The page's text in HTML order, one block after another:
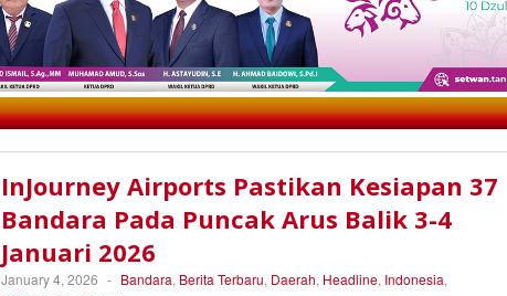
InJourney Airports Pastikan Kesiapan 37
Bandara Pada Puncak Arus Balik 3-4
Januari 2026
January 4, 2026 - Bandara, Berita Terbaru, Daerah, Headline, Indonesia,